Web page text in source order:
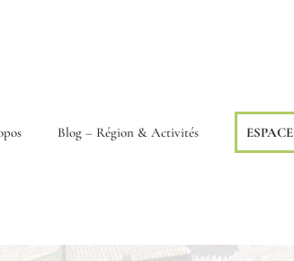
Blog – Région & Activités